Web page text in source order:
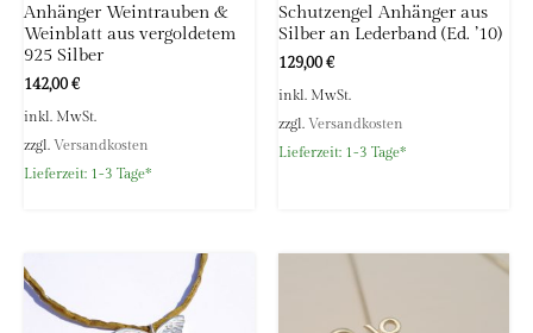
Anhänger Weintrauben &
Weinblatt aus vergoldetem
925 Silber
142,00€
inkl. MwSt.
zzgl. Versandkosten
Lieferzeit: 1-3 Tage*
Schutzengel Anhänger aus
Silber an Lederband (Ed. ’10)
129,00€
inkl. MwSt.
zzgl. Versandkosten
Lieferzeit: 1-3 Tage*